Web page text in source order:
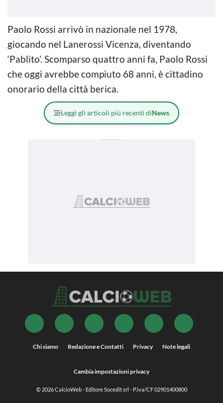
Paolo Rossi arrivò in nazionale nel 1978,
giocando nel Lanerossi Vicenza, diventando
‘Pablito’. Scomparso quattro anni fa, Paolo Rossi
che oggi avrebbe compiuto 68 anni, è cittadino
onorario della città berica.
Leggi gli articoli più recenti diNews
Chi siamo Redazione e Contatti Privacy Note legali
Cambia impostazioni privacy
© 2026CalcioWeb- Editore Socedit srl - P.iva/CF 02901400800